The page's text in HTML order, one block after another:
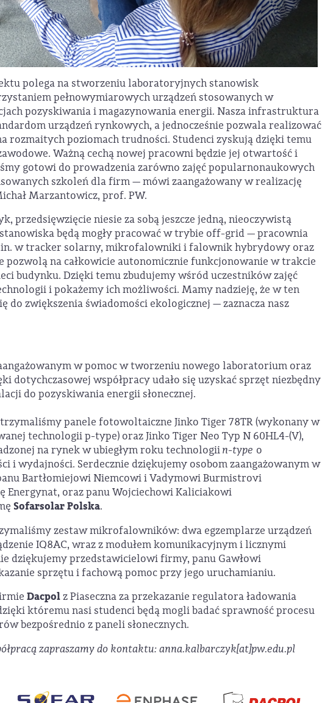
polega na stworzeniu laboratoryjnych stanowisk
pełnowymiarowych urządzeń stosowanych w
pozyskiwania i magazynowania energii. Nasza infrastruktura
urządzeń rynkowych, a jednocześnie pozwala realizować
rozmaitych poziomach trudności. Studenci zyskują dzięki temu
Ważną cechą nowej pracowni będzie jej otwartość i
gotowi do prowadzenia zarówno zajęć popularnonaukowych
szkoleń dla firm — mówi zaangażowany w realizację
Marzantowicz, prof. PW.
przedsięwzięcie niesie za sobą jeszcze jedną, nieoczywistą
będą mogły pracować w trybie off-grid — pracownia
w tracker solarny, mikrofalowniki i falownik hybrydowy oraz
pozwolą na całkowicie autonomicznie funkcjonowanie w trakcie
budynku. Dzięki temu zbudujemy wśród uczestników zajęć
i pokażemy ich możliwości. Mamy nadzieję, że w ten
do zwiększenia świadomości ekologicznej — zaznacza nasz
w pomoc w tworzeniu nowego laboratorium oraz
dotychczasowej współpracy udało się uzyskać sprzęt niezbędny
do pozyskiwania energii słonecznej.
panele fotowoltaiczne Jinko Tiger 78TR (wykonany w
technologii p-type) oraz Jinko Tiger Neo Typ N 60HL4-(V),
na rynek w ubiegłym roku technologiin-type o
i wydajności. Serdecznie dziękujemy osobom zaangażowanym w
Bartłomiejowi Niemcowi i Vadymowi Burmistrovi
Energynat, oraz panu Wojciechowi Kaliciakowi
Sofarsolar Polska.
zestaw mikrofalowników: dwa egzemplarze urządzeń
IQ8AC, wraz z modułem komunikacyjnym i licznymi
dziękujemy przedstawicielowi firmy, panu Gawłowi
sprzętu i fachową pomoc przy jego uruchamianiu.
Dacpolz Piaseczna za przekazanie regulatora ładowania
któremu nasi studenci będą mogli badać sprawność procesu
bezpośrednio z paneli słonecznych.
zapraszamy do kontaktu: anna.kalbarczyk[at]pw.edu.pl